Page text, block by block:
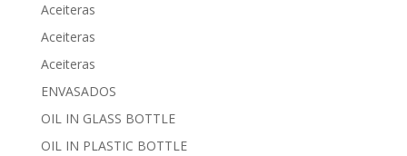
Aceiteras
Aceiteras
Aceiteras
ENVASADOS
OIL IN GLASS BOTTLE
OIL IN PLASTIC BOTTLE